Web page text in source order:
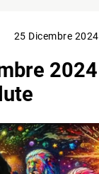
25 Dicembre 2024
2024